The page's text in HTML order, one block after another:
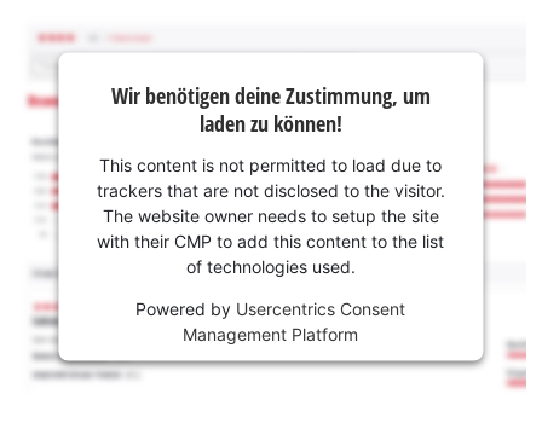
Wir benötigen deine Zustimmung, um
laden zu können!
This content is not permitted to load due to
trackers that are not disclosed to the visitor.
The website owner needs to setup the site
with their CMP to add this content to the list
of technologies used.
Powered by Usercentrics Consent
Management Platform